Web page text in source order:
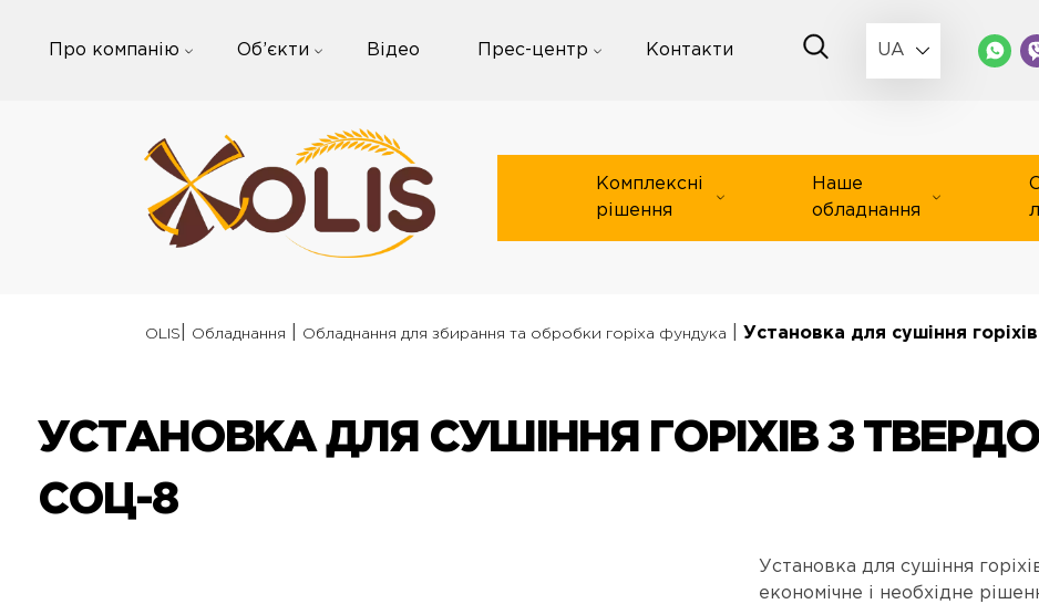
Про компанію Об’єкти Відео Прес-центр Контакти UA
Комплексні
рішення
Наше
обладнання
OLIS Обладнання Обладнання для збирання та обробки горіха фундука Установка для сушіння
УСТАНОВКА ДЛЯ СУШІННЯ ГОРІХІВ З
СОЦ-8
Установка для сушіння
економічне і необхідне